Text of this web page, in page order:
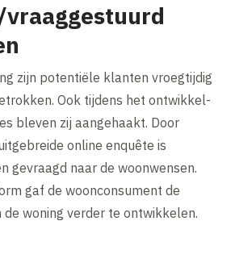
zijn potentiële klanten vroegtijdig
Ook tijdens het ontwikkel-
bleven zij aangehaakt. Door
online enquête is
gevraagd naar de woonwensen.
gaf de woonconsument de
de woning verder te ontwikkelen.